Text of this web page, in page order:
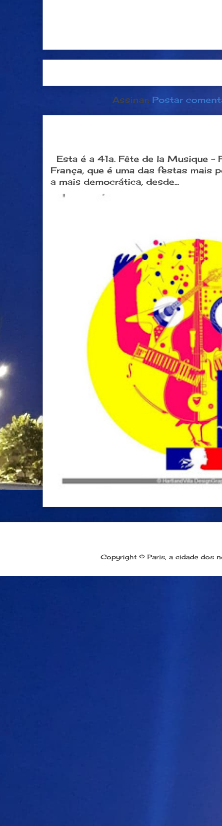
Assinar: Postar
Esta é a 41a. Fête de la Musique -
França, que é uma das festas mais
a mais democrática, desde...
Copyright © Paris, a cidade dos